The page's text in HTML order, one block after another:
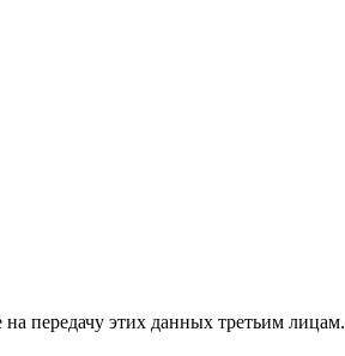
на передачу этих данных третьим лицам.